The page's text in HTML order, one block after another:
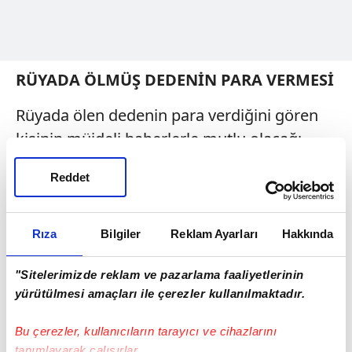
Rıza Bilgiler Reklam Ayarları Hakkında
"Sitelerimizde reklam ve pazarlama faaliyetlerinin
yürütülmesi amaçları ile çerezler kullanılmaktadır.
Bu çerezler, kullanıcıların tarayıcı ve cihazlarını
Reddet
RÜYADA ÖLMÜŞ DEDENİN PARA VERMESİ
Rüyada ölen dedenin para verdiğini gören
kişinin müjdeli haberlerle mutlu olacağı
şeklinde yorumlar yapılır. Rüya sahibi
merakla beklediği konular hakkında aldığı
haberler ile özel ve iş hayatında düzene
girecek ve refaha kavuşacaktır.
RÜYADA ÖLMÜŞ DEDENİN TEKRAR
ÖLDÜĞÜNÜ GÖRMEK
Rüyada ölmüş dedenin tekrar öldüğünü